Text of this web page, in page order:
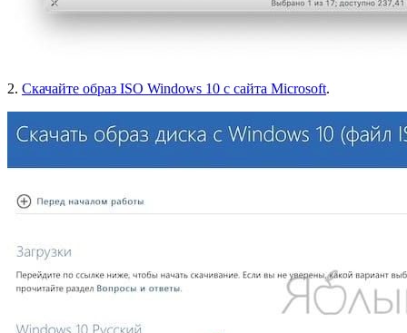
2. Скачайте образ ISO Windows 10 с сайта Microsoft.